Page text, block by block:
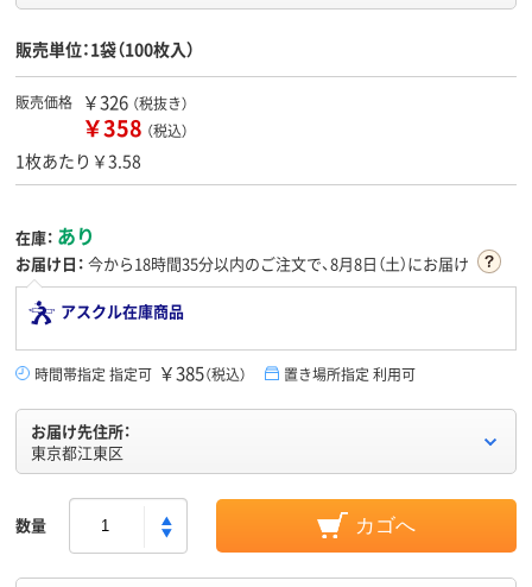
販売単位：1袋（100枚入）
販売価格 ￥326 （税抜き）
￥358 （税込）
1枚あたり￥3.58
在庫： あり
お届け日： 今から18時間35分以内のご注文で、8月8日（土）にお届け
アスクル在庫商品
時間帯指定 指定可 ￥385（税込） 置き場所指定 利用可
お届け先住所：
東京都江東区
数量 カゴへ